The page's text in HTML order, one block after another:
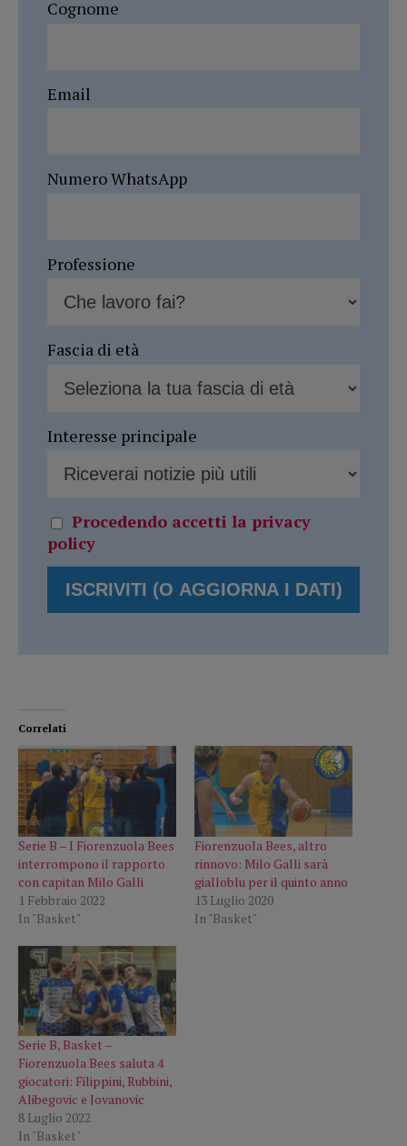
Cognome
Email
Numero WhatsApp
Professione
Fascia di età
Interesse principale
Procedendo accetti la privacy
policy
Correlati
Serie B – I Fiorenzuola Bees
interrompono il rapporto
con capitan Milo Galli
1 Febbraio 2022
In "Basket"
Fiorenzuola Bees, altro
rinnovo: Milo Galli sarà
gialloblu per il quinto anno
13 Luglio 2020
In "Basket"
Serie B, Basket –
Fiorenzuola Bees saluta 4
giocatori: Filippini, Rubbini,
Alibegovic e Jovanovic
8 Luglio 2022
In "Basket"